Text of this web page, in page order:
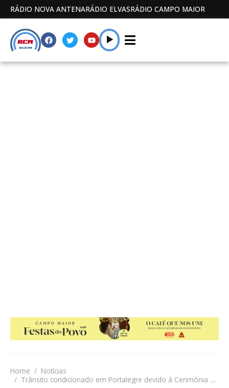
RÁDIO NOVA ANTENARÁDIO ELVASRÁDIO CAMPO MAIOR
Home
Notícias
Trânsito condicionado em Portalegre devido à Cerimónia militar de novos Guardas